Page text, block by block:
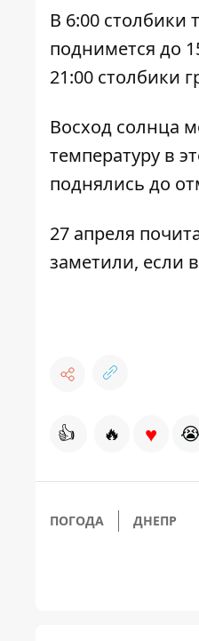
В 6:00 столбики
поднимется до
21:00 столбики
Восход солнца
температуру в
поднялись до
27 апреля
заметили, если
👍 🔥 ♥
ПОГОДА ДНЕПР